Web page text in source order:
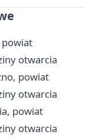
otwarcia
powiat
otwarcia
powiat
otwarcia